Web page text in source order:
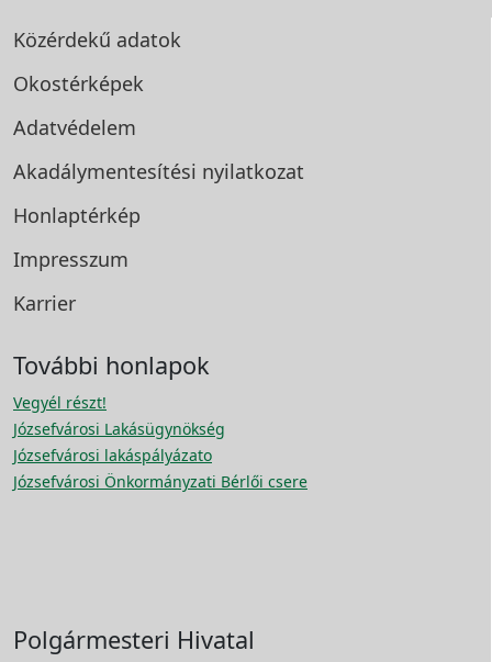
Közérdekű adatok
Okostérképek
Adatvédelem
Akadálymentesítési nyilatkozat
Honlaptérkép
Impresszum
Karrier
További honlapok
Vegyél részt!
Józsefvárosi Lakásügynökség
Józsefvárosi lakáspályázato
Józsefvárosi Önkormányzati Bérlői csere
Polgármesteri Hivatal